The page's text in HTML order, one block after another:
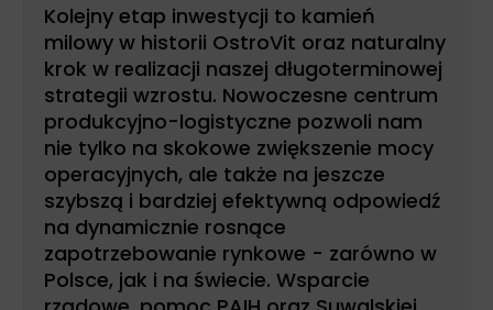
Kolejny etap inwestycji to kamień
milowy w historii OstroVit oraz naturalny
krok w realizacji naszej długoterminowej
strategii wzrostu. Nowoczesne centrum
produkcyjno-logistyczne pozwoli nam
nie tylko na skokowe zwiększenie mocy
operacyjnych, ale także na jeszcze
szybszą i bardziej efektywną odpowiedź
na dynamicznie rosnące
zapotrzebowanie rynkowe - zarówno w
Polsce, jak i na świecie. Wsparcie